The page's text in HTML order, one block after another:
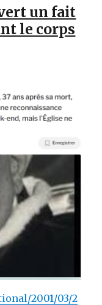
un fait
le corps
2001/03/2